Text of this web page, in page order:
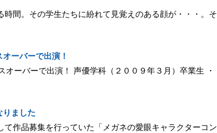
間。その学生たちに紛れて見覚えのある顔が・・・。そ
ーバーで出演！
ーバーで出演！ 声優学科（２００９年３月）卒業生 ・
りました
て作品募集を行っていた「メガネの愛眼キャラクターコン